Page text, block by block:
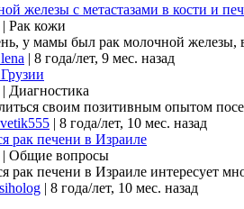
железы с метастазами в кости и
| Рак кожи
у мамы был рак молочной железы,
| 8 года/лет, 9 мес. назад
| Диагностика
своим позитивным опытом
| 8 года/лет, 10 мес. назад
рак печени в Израиле
| Общие вопросы
рак печени в Израиле интересует
| 8 года/лет, 10 мес. назад